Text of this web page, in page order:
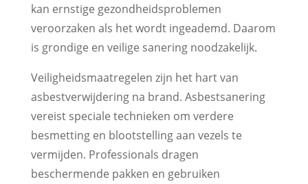
kan ernstige gezondheidsproblemen
veroorzaken als het wordt ingeademd. Daarom
is grondige en veilige sanering noodzakelijk.
Veiligheidsmaatregelen zijn het hart van
asbestverwijdering na brand. Asbestsanering
vereist speciale technieken om verdere
besmetting en blootstelling aan vezels te
vermijden. Professionals dragen
beschermende pakken en gebruiken